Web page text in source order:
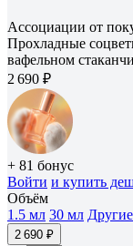
Ассоциации от
Прохладные
вафельном
2 690 ₽
+ 81 бонус
Войти и купить
Объём
1.5 мл 30 мл
2 690 ₽